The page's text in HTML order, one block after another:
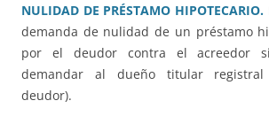
NULIDAD DE PRÉSTAMO HIPOTECARIO.
demanda de nulidad de un préstamo
por el deudor contra el acreedor
demandar al dueño titular registral
deudor).